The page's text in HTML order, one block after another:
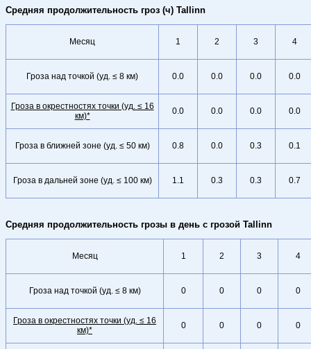
Средняя продолжительность гроз (ч) Tallinn
Месяц 1 2 3 4
Гроза над точкой (уд. ≤ 8 км) 0.0 0.0 0.0 0.0
Гроза в окрестностях точки (уд. ≤ 16
км)*
0.0 0.0 0.0 0.0
Гроза в ближней зоне (уд. ≤ 50 км) 0.8 0.0 0.3 0.1
Гроза в дальней зоне (уд. ≤ 100 км) 1.1 0.3 0.3 0.7
Средняя продолжительность грозы в день с грозой Tallinn
Месяц 1 2 3 4
Гроза над точкой (уд. ≤ 8 км) 0 0 0 0
Гроза в окрестностях точки (уд. ≤ 16
км)*
0 0 0 0